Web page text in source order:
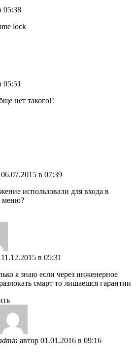
05:38
lock
05:51
нет такого!!
06.07.2015 в 07:39
использовали для входа в
меню?
11.12.2015 в 05:31
я знаю если через инженерное
смарт то лишаешся гарантии
автор 01.01.2016 в 09:16